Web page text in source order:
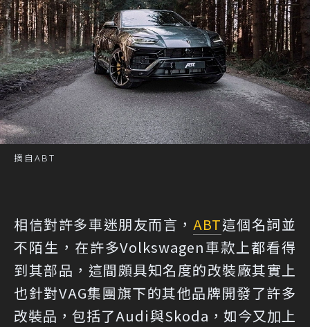
摘自ABT
相信對許多車迷朋友而言，ABT這個名詞並
不陌生，在許多Volkswagen車款上都看得
到其部品，這間頗具知名度的改裝廠其實上
也針對VAG集團旗下的其他品牌開發了許多
改裝品，包括了Audi與Skoda，如今又加上